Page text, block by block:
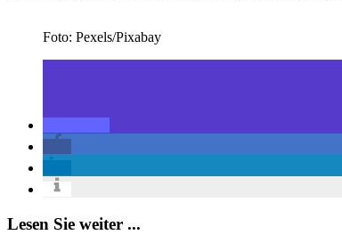
Foto: Pexels/Pixabay
Lesen Sie weiter ...